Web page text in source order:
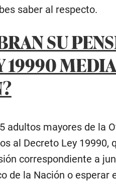
saber al respecto.
SU
19990
adultos mayores de la
al Decreto Ley 19990,
correspondiente a
de la Nación o esperar